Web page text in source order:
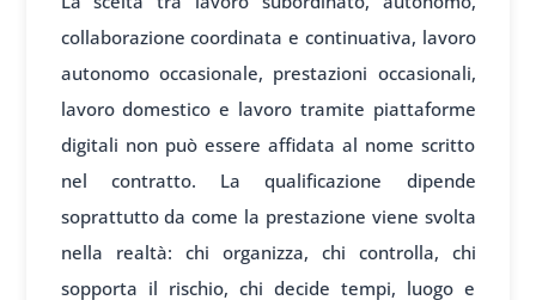
collaborazione coordinata e continuativa, lavoro
autonomo occasionale, prestazioni occasionali,
lavoro domestico e lavoro tramite piattaforme
digitali non può essere affidata al nome scritto
nel contratto. La qualificazione dipende
soprattutto da come la prestazione viene svolta
nella realtà: chi organizza, chi controlla, chi
sopporta il rischio, chi decide tempi, luogo e